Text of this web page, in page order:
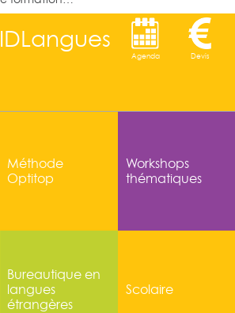
IDLangues
Agenda Devis
Méthode
Optitop
Workshops
thématiques
Bureautique en
langues
étrangères
Scolaire